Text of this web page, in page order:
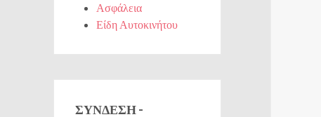
Ασφάλεια
Είδη Αυτοκινήτου
ΣΎΝΔΕΣΗ -